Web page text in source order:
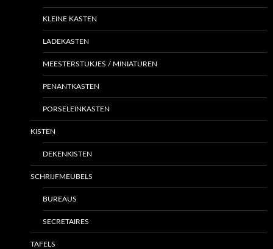
KLEINE KASTEN
LADEKASTEN
MEESTERSTUKJES / MINIATUREN
PENANTKASTEN
PORSELEINKASTEN
KISTEN
DEKENKISTEN
SCHRIJFMEUBELS
BUREAUS
SECRETAIRES
TAFELS